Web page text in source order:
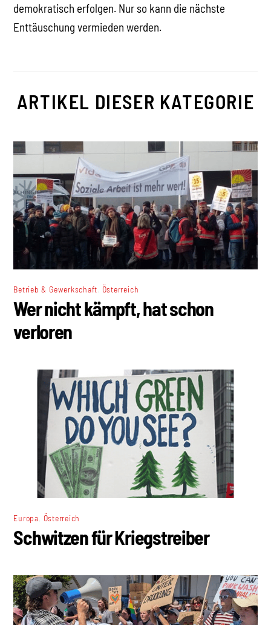
demokratisch erfolgen. Nur so kann die nächste
Enttäuschung vermieden werden.
ARTIKEL DIESER KATEGORIE
Betrieb & Gewerkschaft Österreich
Wer nicht kämpft, hat schon
verloren
Europa Österreich
Schwitzen für Kriegstreiber